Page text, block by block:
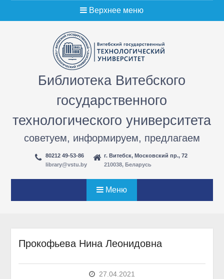
к
содержимому
Верхнее меню
Библиотека Витебского
государственного
технологического университета
советуем, информируем, предлагаем
80212 49-53-86
library@vstu.by
г. Витебск, Московский пр., 72
210038, Беларусь
Меню
Прокофьева Нина Леонидовна
27.04.2021